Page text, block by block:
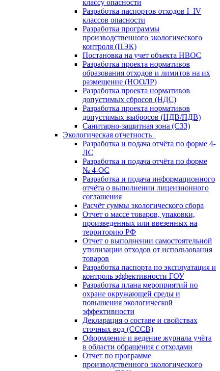
классу опасности
Разработка паспортов отходов I–IV
классов опасности
Разработка программы
производственного экологического
контроля (ПЭК)
Постановка на учет объекта НВОС
Разработка проекта нормативов
образования отходов и лимитов на их
размещение (НООЛР)
Разработка проекта нормативов
допустимых сбросов (НДС)
Разработка проекта нормативов
допустимых выбросов (НДВ/ПДВ)
Санитарно-защитная зона (СЗЗ)
Экологическая отчетность
Разработка и подача отчёта по форме 4-
ЛС
Разработка и подача отчёта по форме
№ 4-ОС
Разработка и подача информационного
отчёта о выполнении лицензионного
соглашения
Расчёт суммы экологического сбора
Отчет о массе товаров, упаковки,
произведенных или ввезенных на
территорию РФ
Отчет о выполнении самостоятельной
утилизации отходов от использования
товаров
Разработка паспорта по эксплуатация и
контроль эффективности ГОУ
Разработка плана мероприятий по
охране окружающей среды и
повышения экологической
эффективности
Декларация о составе и свойствах
сточных вод (СССВ)
Оформление и ведение журнала учёта
в области обращения с отходами
Отчет по программе
производственного экологического